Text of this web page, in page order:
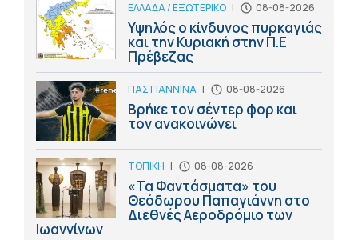
ΕΛΛΑΔΑ / ΕΞΩΤΕΡΙΚΟ | 08-08-2026
Υψηλός ο κίνδυνος πυρκαγιάς
και την Κυριακή στην Π.Ε
Πρέβεζας
ΠΑΣ ΓΙΑΝΝΙΝΑ | 08-08-2026
Βρήκε τον σέντερ φορ και
τον ανακοινώνει
ΤΟΠΙΚΗ | 08-08-2026
«Τα Φαντάσματα» του
Θεόδωρου Παπαγιάννη στο
Διεθνές Αεροδρόμιο των
Ιωαννίνων